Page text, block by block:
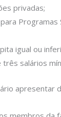
privadas;
Programas
igual ou
salários
apresentar